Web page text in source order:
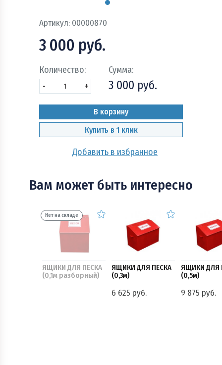
Средства защиты и безопасность труда
Шкафы, щиты пожарные и инвентарь
Артикул: 00000870
3 000 руб.
Количество:
- +
Сумма:
3 000 руб.
В корзину
Купить в 1 клик
Добавить в избранное
Вам может быть интересно
Нет на складе
ЯЩИКИ ДЛЯ ПЕСКА
(0,1м разборный)
ЯЩИКИ ДЛЯ ПЕСКА
(0,3м)
6 625 руб.
ЯЩИКИ ДЛЯ
(0,5м)
9 875 руб.